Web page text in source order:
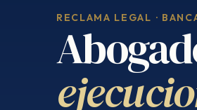
RECLAMA LEGAL ·